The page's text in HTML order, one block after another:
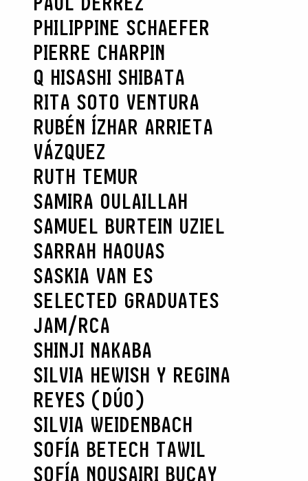
PHILIPPINE SCHAEFER
PIERRE CHARPIN
Q HISASHI SHIBATA
RITA SOTO VENTURA
RUBÉN ÍZHAR ARRIETA
VÁZQUEZ
RUTH TEMUR
SAMIRA OULAILLAH
SAMUEL BURTEIN UZIEL
SARRAH HAOUAS
SASKIA VAN ES
SELECTED GRADUATES
JAM/RCA
SHINJI NAKABA
SILVIA HEWISH Y REGINA
REYES (DÚO)
SILVIA WEIDENBACH
SOFÍA BETECH TAWIL
SOFÍA NOUSAIRI BUCAY